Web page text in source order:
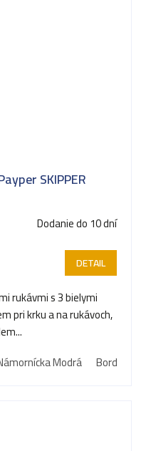
SKIPPER
Dodanie do 10 dní
DETAIL
rukávmi s 3 bielymi
pri krku a na rukávoch,
Modrá Bordová/